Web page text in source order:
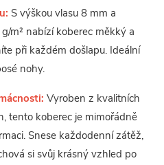
S výškou vlasu 8 mm a
m² nabízí koberec měkký a
při každém došlapu. Ideální
nohy.
Vyroben z kvalitních
tento koberec je mimořádně
Snese každodenní zátěž,
si svůj krásný vzhled po